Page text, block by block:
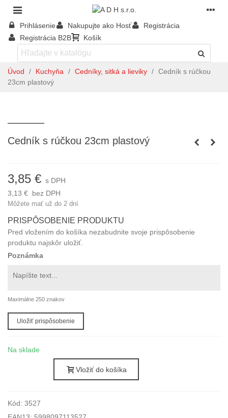
Prihlásenie Nakupujte ako Hosť
Registrácia
Registrácia B2B
Košík
Úvod / Kuchyňa / Cedníky, sitká a lieviky / Cedník s rúčkou
23cm plastový
Cedník s rúčkou 23cm plastový
3,85 € s DPH
3,13 € bez DPH
Môžete mať už do 2 dní
PRISPÔSOBENIE PRODUKTU
Pred vložením do košíka nezabudnite svoje prispôsobenie
produktu najskôr uložiť.
Poznámka
Maximálne 250 znakov
Uložiť prispôsobenie
Na sklade
Vložiť do košíka
Kód: 3527